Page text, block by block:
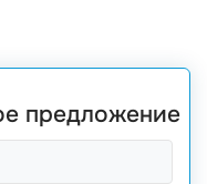
предложение